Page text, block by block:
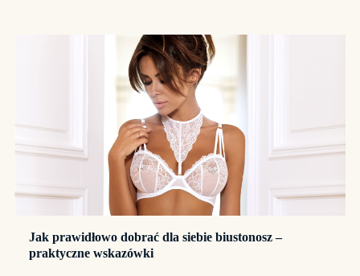
Jak prawidłowo dobrać dla siebie biustonosz –
praktyczne wskazówki